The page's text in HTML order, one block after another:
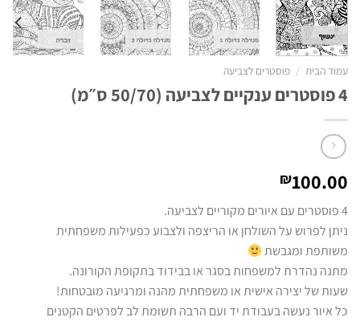
עמוד הבית / פוסטרים לצביעה
4 פוסטרים ענקיים לצביעה (50/70 ס״מ)
₪100.00
4 פוסטרים עם איורים מקוריים לצביעה.
ניתן לפרוש על השולחן או הריצפה ולצבוע כפעילות משפחתית
משותפת ומגבשת
מתנה נהדרת למשפחות בסגר או בבידוד בתקופת הקורונה.
שעות של יצירה אישית או משפחתית מהנה ומרגיעה מובטחות!
כל איור נעשה בעבודת יד ועם הרבה תשומת לב לפרטים הקטנים